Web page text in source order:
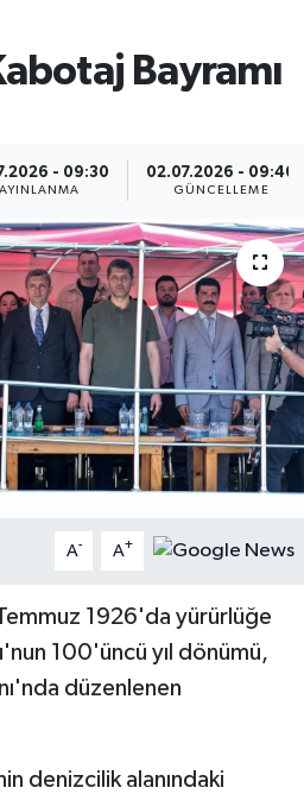
Bayramı
- 09:30 02.07.2026 - 09:40
GÜNCELLEME
A- A+
1926'da yürürlüğe
100'üncü yıl dönümü,
düzenlenen
denizcilik alanındaki